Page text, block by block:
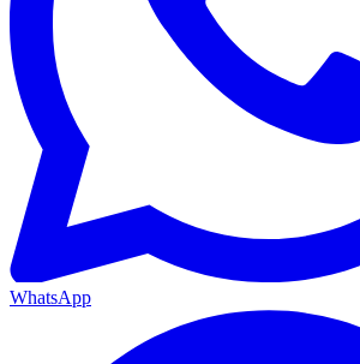
WhatsApp